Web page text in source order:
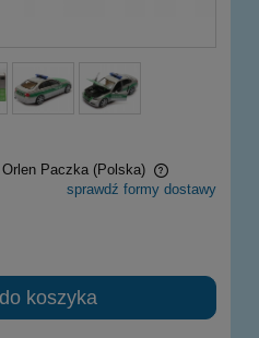
Paczka (Polska)
kosztów płatności
sprawdź formy dostawy
do koszyka